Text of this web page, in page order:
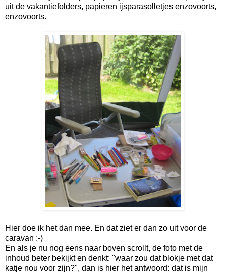
uit de vakantiefolders, papieren ijsparasolletjes enzovoorts,
enzovoorts.
Hier doe ik het dan mee. En dat ziet er dan zo uit voor de
caravan :-)
En als je nu nog eens naar boven scrollt, de foto met de
inhoud beter bekijkt en denkt: "waar zou dat blokje met dat
katje nou voor zijn?", dan is hier het antwoord: dat is mijn